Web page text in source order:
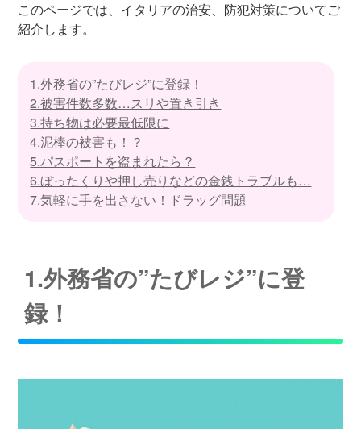
このページでは、イタリアの治安、防犯対策についてご
紹介します。
1.外務省の”たびレジ”に登録！
2.被害件数多数…スリや置き引き
3.持ち物は必要最低限に
4.泥棒の被害も！？
5.パスポートを盗まれたら？
6.ぼったくりや押し売りなどの金銭トラブルも…
7.気軽に手を出さない！ドラッグ問題
1.外務省の”たびレジ”に登
録！